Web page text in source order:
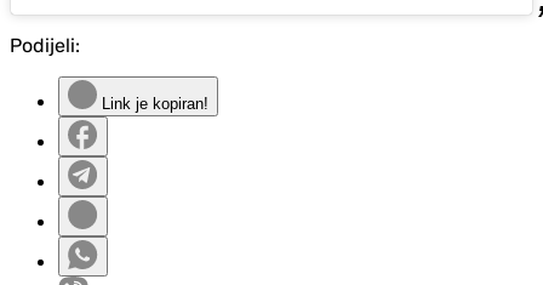
Podijeli:
Link je kopiran!